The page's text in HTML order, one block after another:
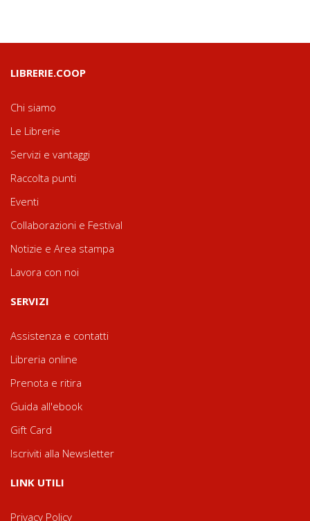
LIBRERIE.COOP
Chi siamo
Le Librerie
Servizi e vantaggi
Raccolta punti
Eventi
Collaborazioni e Festival
Notizie e Area stampa
Lavora con noi
SERVIZI
Assistenza e contatti
Libreria online
Prenota e ritira
Guida all'ebook
Gift Card
Iscriviti alla Newsletter
LINK UTILI
Privacy Policy